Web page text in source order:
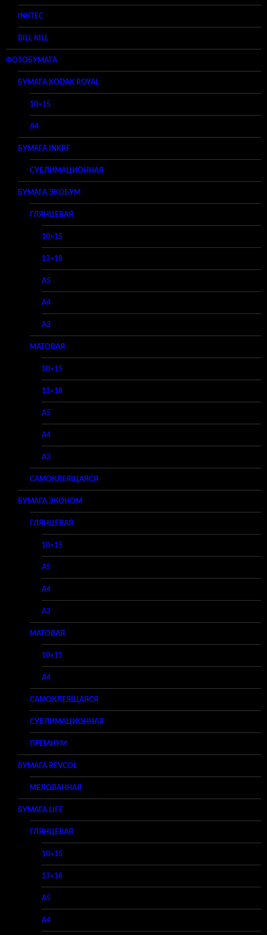
INKTEC
BILL KILL
ФОТОБУМАГА
БУМАГА KODAK ROYAL
10×15
A4
БУМАГА INKRF
СУБЛИМАЦИОННАЯ
БУМАГА ЭКОБУМ
ГЛЯНЦЕВАЯ
10×15
13×18
A5
A4
A3
МАТОВАЯ
10×15
13×18
A5
A4
A3
САМОКЛЕЯЩАЯСЯ
БУМАГА ЭКОНОМ
ГЛЯНЦЕВАЯ
10×15
A5
A4
A3
МАТОВАЯ
10×15
A4
САМОКЛЕЯЩАЯСЯ
СУБЛИМАЦИОННАЯ
ПРЕМИУМ
БУМАГА REVCOL
МЕЛОВАННАЯ
БУМАГА LIFE
ГЛЯНЦЕВАЯ
10×15
13×18
A5
A4